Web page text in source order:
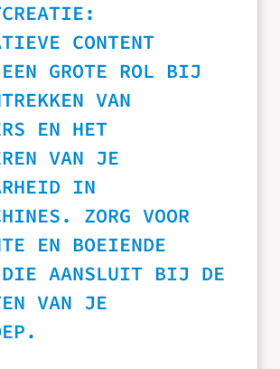
CONTENT
GROTE ROL BIJ
VAN
EN HET
VAN JE
IN
ZORG VOOR
EN BOEIENDE
DIE AANSLUIT BIJ DE
VAN JE